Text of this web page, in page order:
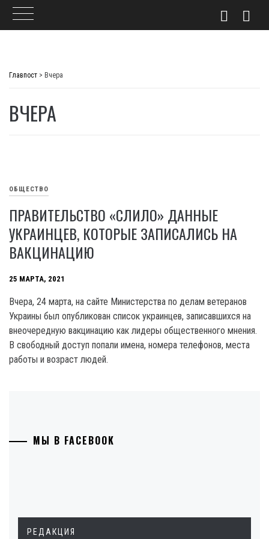
Главпост > Вчера
ВЧЕРА
ОБЩЕСТВО
ПРАВИТЕЛЬСТВО «СЛИЛО» ДАННЫЕ
УКРАИНЦЕВ, КОТОРЫЕ ЗАПИСАЛИСЬ НА
ВАКЦИНАЦИЮ
25 МАРТА, 2021
Вчера, 24 марта, на сайте Министерства по делам ветеранов
Украины был опубликован список украинцев, записавшихся на
внеочередную вакцинацию как лидеры общественного мнения.
В свободный доступ попали имена, номера телефонов, места
работы и возраст людей.
МЫ В FACEBOOK
РЕДАКЦИЯ